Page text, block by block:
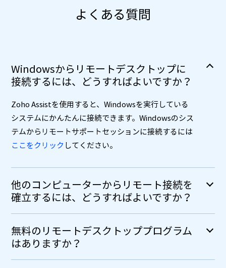
よくある質問
Windowsからリモートデスクトップに
接続するには、どうすればよいですか？
Zoho Assistを使用すると、Windowsを実行している
システムにかんたんに接続できます。Windowsのシス
テムからリモートサポートセッションに接続するには
ここをクリック してください。
他のコンピューターからリモート接続を
確立するには、どうすればよいですか？
無料のリモートデスクトッププログラム
はありますか？